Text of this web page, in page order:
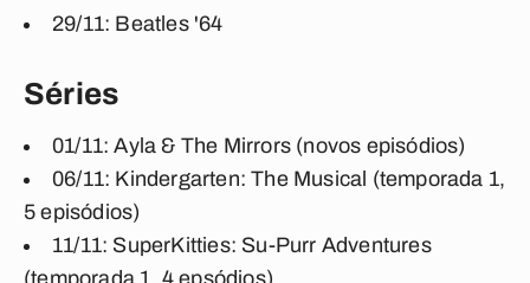
29/11: Beatles '64
Séries
01/11: Ayla & The Mirrors (novos episódios)
06/11: Kindergarten: The Musical (temporada 1,
5 episódios)
11/11: SuperKitties: Su-Purr Adventures
(temporada 1, 4 epsódios)